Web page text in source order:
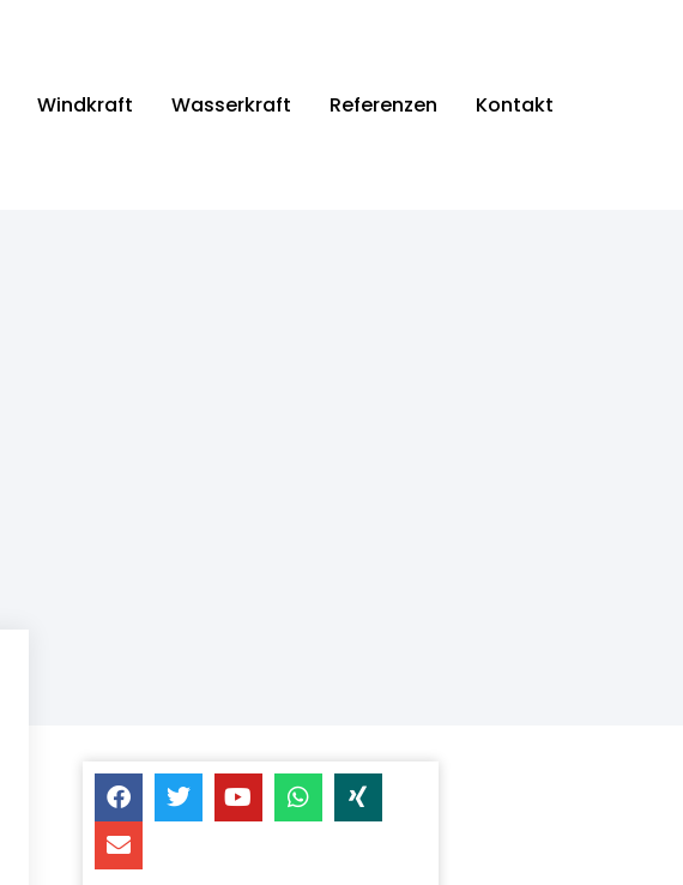
Windkraft Wasserkraft Referenzen Kontakt